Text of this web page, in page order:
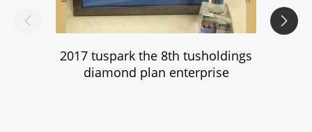
2017 tuspark the 8th tusholdings
diamond plan enterprise
 